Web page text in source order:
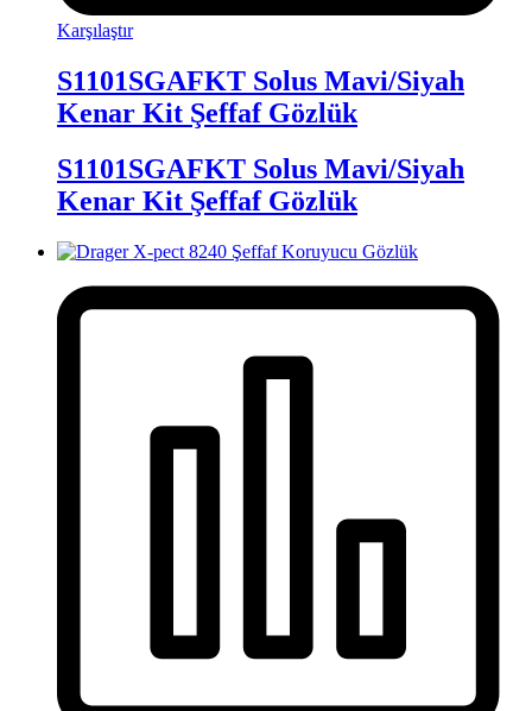
Karşılaştır
S1101SGAFKT Solus Mavi/Siyah
Kenar Kit Şeffaf Gözlük
S1101SGAFKT Solus Mavi/Siyah
Kenar Kit Şeffaf Gözlük